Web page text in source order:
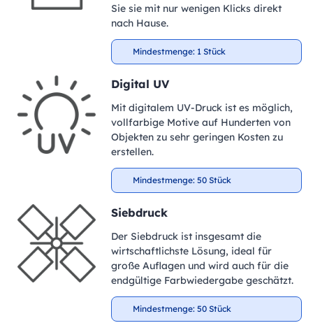
Sie sie mit nur wenigen Klicks direkt
nach Hause.
Mindestmenge: 1 Stück
Digital UV
Mit digitalem UV-Druck ist es möglich,
vollfarbige Motive auf Hunderten von
Objekten zu sehr geringen Kosten zu
erstellen.
Mindestmenge: 50 Stück
Siebdruck
Der Siebdruck ist insgesamt die
wirtschaftlichste Lösung, ideal für
große Auflagen und wird auch für die
endgültige Farbwiedergabe geschätzt.
Mindestmenge: 50 Stück